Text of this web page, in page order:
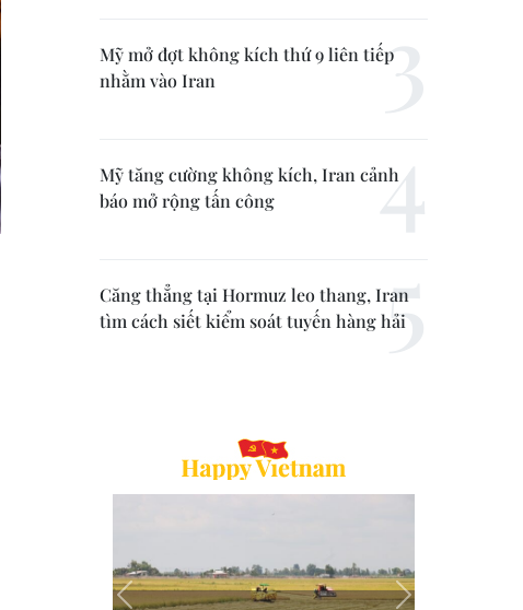
Mỹ mở đợt không kích thứ 9 liên tiếp
nhằm vào Iran
Mỹ tăng cường không kích, Iran cảnh
báo mở rộng tấn công
Căng thẳng tại Hormuz leo thang, Iran
tìm cách siết kiểm soát tuyến hàng hải